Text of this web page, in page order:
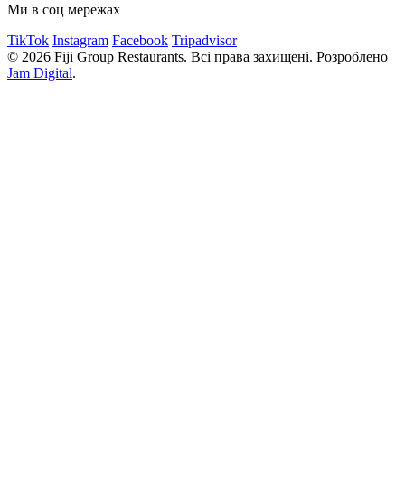
Ми в соц мережах
TikTok Instagram Facebook Tripadvisor
© 2026 Fiji Group Restaurants. Всі права захищені. Розроблено
Jam Digital.